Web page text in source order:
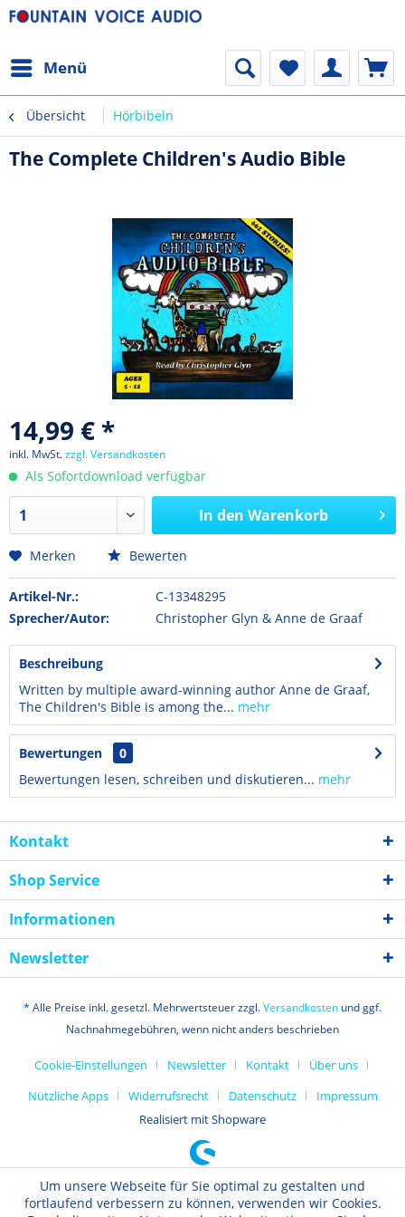
Menü
Übersicht Hörbibeln
The Complete Children's Audio Bible
14,99 € *
inkl. MwSt.zzgl. Versandkosten
Als Sofortdownload verfügbar
In den Warenkorb
Merken Bewerten
Artikel-Nr.:
C-13348295
Sprecher/Autor:
Christopher Glyn & Anne de Graaf
Beschreibung
Written by multiple award-winning author Anne de Graaf,
The Children's Bible is among the... mehr
Bewertungen
0
Bewertungen lesen, schreiben und diskutieren... mehr
Kontakt
Shop Service
Informationen
Newsletter
* Alle Preise inkl. gesetzl. Mehrwertsteuer zzgl.Versandkosten und ggf.
Nachnahmegebühren, wenn nicht anders beschrieben
Cookie-Einstellungen Newsletter Kontakt
Über uns
Nützliche Apps
Widerrufsrecht Datenschutz
Impressum
Realisiert mit Shopware
Um unsere Webseite für Sie optimal zu gestalten und
fortlaufend verbessern zu können, verwenden wir Cookies.